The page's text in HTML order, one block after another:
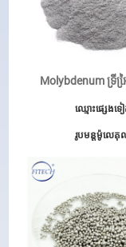
Molybdenum ទ្រីអ
ឈ្មោះផ្សេងទ
រូបមន្តម៉ូលេគុ
រូបរាង: សចំព
ការដាក់ពាក្